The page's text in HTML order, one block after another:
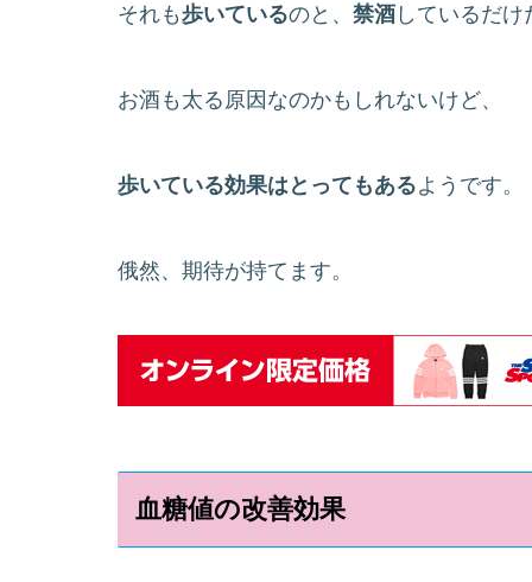
それも歩いているのと、 禁酒 しているだ
お酒も太る原因なのかもしれないけど、
歩いている効果はとってもあるようです。
俄然、期待が持てます。
血糖値の改善効果